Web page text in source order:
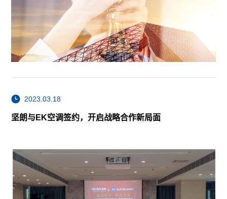
2023.03.18
坚朗与EK空调签约，开启战略合作新局面